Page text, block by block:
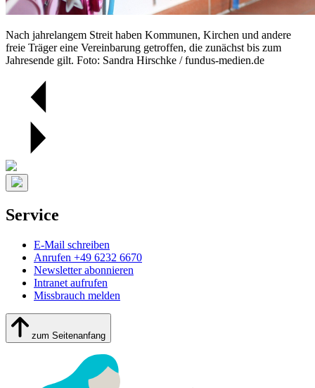
Nach jahrelangem Streit haben Kommunen, Kirchen und andere
freie Träger eine Vereinbarung getroffen, die zunächst bis zum
Jahresende gilt. Foto: Sandra Hirschke / fundus-medien.de
Service
E-Mail schreiben
Anrufen +49 6232 6670
Newsletter abonnieren
Intranet aufrufen
Missbrauch melden
zum Seitenanfang